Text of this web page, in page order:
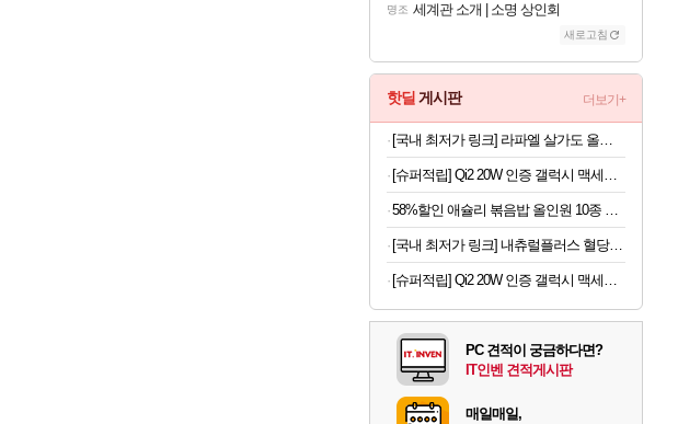
명조 세계관 소개 | 소명 상인회
새로고침
핫딜 게시판 더보기+
[국내 최저가 링크] 내츄럴플러스 혈당건강 바나바, 90정, 2개
[슈퍼적립] Qi2 20W 인증 갤럭시 맥세이프 케이스 에어핏프로 맥핏 블랙, 갤럭시Z 폴드8 울트라
PC 견적이 궁금하다면?
IT인벤 견적게시판
매일매일,